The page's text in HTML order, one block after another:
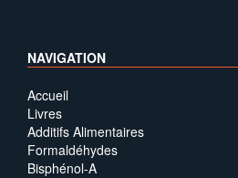
NAVIGATION
Accueil
Livres
Additifs Alimentaires
Formaldéhydes
Bisphénol-A